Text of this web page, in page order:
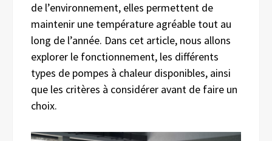
de l’environnement, elles permettent de
maintenir une température agréable tout au
long de l’année. Dans cet article, nous allons
explorer le fonctionnement, les différents
types de pompes à chaleur disponibles, ainsi
que les critères à considérer avant de faire un
choix.